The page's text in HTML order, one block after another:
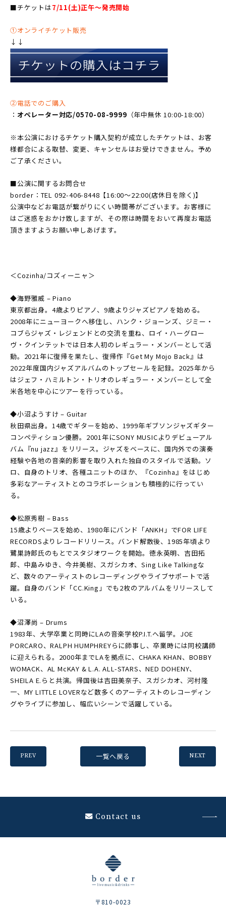
■チケットは7/11(土)正午〜発売開始
①オンライチケット販売
↓↓
②電話でのご購入
： オペレーター対応/0570-08-9999 （年中無休 10:00-18:00）
※本公演におけるチケット購入契約が成立したチケットは、お客
様都合による取替、変更、キャンセルはお受けできません。予め
ご了承ください。
■公演に関するお問合せ
border：TEL 092-406-8448【16:00〜22:00(店休日を除く)】
公演中などお電話が繋がりにくい時間帯がございます。お客様に
はご迷惑をおかけ致しますが、その際は時間をおいて再度お電話
頂きますようお願い申しあげます。
＜Cozinha/コズィーニャ＞
◆海野雅威 – Piano
東京都出身。4歳よりピアノ、9歳よりジャズピアノを始める。
2008年にニューヨークへ移住し、ハンク・ジョーンズ、ジミー・
コブらジャズ・レジェンドとの交流を重ね、ロイ・ハーグロー
ヴ・クインテットでは日本人初のレギュラー・メンバーとして活
動。2021年に復帰を果たし、復帰作『Get My Mojo Back』は
2022年度国内ジャズアルバムのトップセールを記録。2025年から
はジェフ・ハミルトン・トリオのレギュラー・メンバーとして全
米各地を中心にツアーを行っている。
◆小沼ようすけ – Guitar
秋田県出身。14歳でギターを始め、1999年ギブソンジャズギター
コンペティション優勝。2001年にSONY MUSICよりデビューアル
バム『nu jazz』をリリース。ジャズをベースに、国内外での演奏
経験や各地の音楽的影響を取り入れた独自のスタイルで活動。ソ
ロ、自身のトリオ、各種ユニットのほか、『Cozinha』をはじめ
多彩なアーティストとのコラボレーションも積極的に行ってい
る。
◆松原秀樹 – Bass
15歳よりベースを始め、1980年にバンド「ANKH」でFOR LIFE
RECORDSよりレコードリリース。バンド解散後、1985年頃より
鷺巣詩郎氏のもとでスタジオワークを開始。徳永英明、吉田拓
郎、中島みゆき、今井美樹、スガシカオ、Sing Like Talkingな
ど、数々のアーティストのレコーディングやライブサポートで活
躍。自身のバンド「CC.King」でも2枚のアルバムをリリースして
いる。
◆沼澤尚 – Drums
1983年、大学卒業と同時にLAの音楽学校P.I.T.へ留学。JOE
PORCARO、RALPH HUMPHREYらに師事し、卒業時には同校講師
に迎えられる。2000年までLAを拠点に、CHAKA KHAN、BOBBY
WOMACK、AL McKAY & L.A. ALL-STARS、NED DOHENY、
SHEILA E.らと共演。帰国後は吉田美奈子、スガシカオ、河村隆
一、MY LITTLE LOVERなど数多くのアーティストのレコーディン
グやライブに参加し、幅広いシーンで活躍している。
一覧へ戻る
PREV NEXT
Contact us
〒810-0023